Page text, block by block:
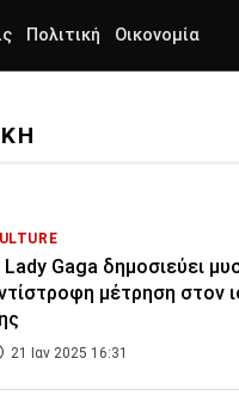
Πολιτική Οικονομία
Lady Gaga δημοσιεύει
μέτρηση στον
21 Ιαν 2025 16:31